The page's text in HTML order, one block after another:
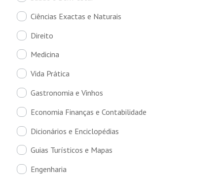
Ciências Exactas e Naturais
Direito
Medicina
Vida Prática
Gastronomia e Vinhos
Economia Finanças e Contabilidade
Dicionários e Enciclopédias
Guias Turísticos e Mapas
Engenharia